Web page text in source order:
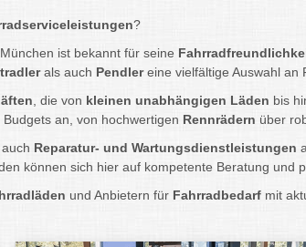
?
ist bekannt für seine
als auch Pendlereine vielfältige Auswahl an
, die von kleinen unabhängigen Läden bis
an, von hochwertigen Rennrädern über
Reparatur- und Wartungsdienstleistungen
können sich hier auf kompetente Beratung und
und Anbietern für Fahrradbedarf mit